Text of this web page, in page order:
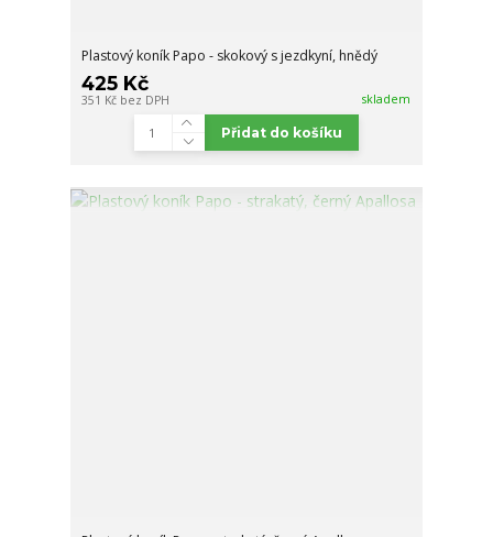
Plastový koník Papo - skokový s jezdkyní, hnědý
425 Kč
351 Kč bez DPH skladem
Přidat do košíku